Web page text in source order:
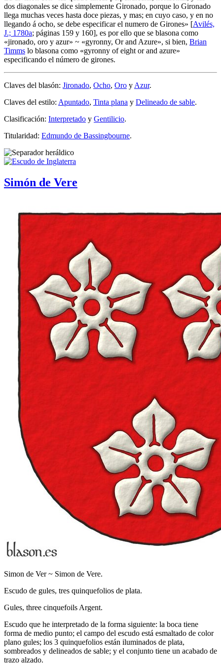
dos diagonales se dice simplemente Gironado, porque lo Gironado
llega muchas veces hasta doce piezas, y mas; en cuyo caso, y en no
llegando á ocho, se debe especificar el numero de Girones» [Avilés,
J.; 1780a; páginas 159 y 160], es por ello que se blasona como
«jironado, oro y azur» ~ «gyronny, Or and Azure», si bien, Brian
Timms lo blasona como «gyronny of eight or and azure»
especificando el número de girones.
Claves del blasón: Jironado, Ocho, Oro y Azur.
Claves del estilo: Apuntado, Tinta plana y Delineado de sable.
Clasificación: Interpretado y Gentilicio.
Titularidad: Edmundo de Bassingbourne.
Simón de Vere
Simon de Ver ~ Simon de Vere.
Escudo de gules, tres quinquefolios de plata.
Gules, three cinquefoils Argent.
Escudo que he interpretado de la forma siguiente: la boca tiene
forma de medio punto; el campo del escudo está esmaltado de color
plano gules; los 3 quinquefolios están iluminados de plata,
sombreados y delineados de sable; y el conjunto tiene un acabado de
trazo alzado.